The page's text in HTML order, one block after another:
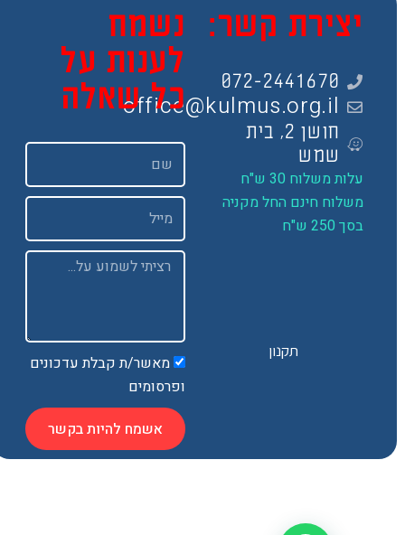
קשר:
072-2441670
office@kulmus.org.il
חושן 2, בית
שמש
משלוח 30 ש"ח
חינם החל מקניה
נשמח
לענות על
כל שאלה
Email
Message
מאשר/ת קבלת עדכונים
ופרסומים
אשמח להיות בקשר